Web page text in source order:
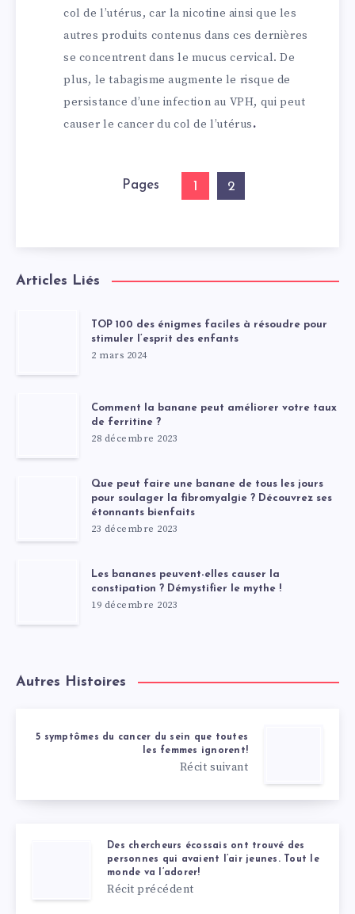
col de l’utérus, car la nicotine ainsi que les
autres produits contenus dans ces dernières
se concentrent dans le mucus cervical. De
plus, le tabagisme augmente le risque de
persistance d’une infection au VPH, qui peut
causer le cancer du col de l’utérus.
Pages 1 2
Articles Liés
TOP 100 des énigmes faciles à résoudre pour
stimuler l’esprit des enfants
2 mars 2024
Comment la banane peut améliorer votre taux
de ferritine ?
28 décembre 2023
Que peut faire une banane de tous les jours
pour soulager la fibromyalgie ? Découvrez ses
étonnants bienfaits
23 décembre 2023
Les bananes peuvent-elles causer la
constipation ? Démystifier le mythe !
19 décembre 2023
Autres Histoires
5 symptômes du cancer du sein que toutes
les femmes ignorent!
Récit suivant
Des chercheurs écossais ont trouvé des
personnes qui avaient l’air jeunes. Tout le
monde va l’adorer!
Récit précédent